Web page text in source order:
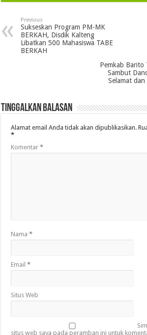
Previous
Sukseskan Program PM-MK
BERKAH, Disdik Kalteng
Libatkan 500 Mahasiswa TABE
BERKAH
Pemkab Barito
Sambut
Selamat
Tinggalkan Balasan
Alamat email Anda tidak akan dipublikasikan.
*
Komentar*
Nama*
Email*
Situs Web
situs web saya pada peramban ini untuk